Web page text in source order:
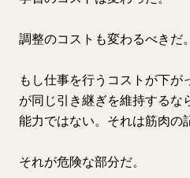
調整のコストも変わるべきだ。
もし仕事を行うコストが下
が同じ引き継ぎを維持するな
能力ではない。それは筋肉の
それが危険な部分だ。